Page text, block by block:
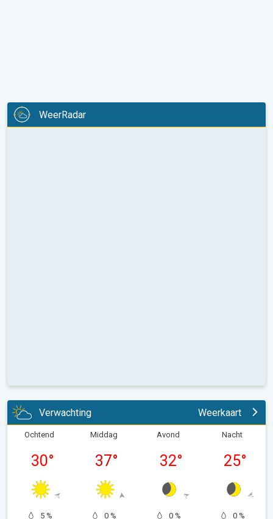
WeerRadar
Verwachting Weerkaart
Ochtend
30°
5 %
Middag
37°
0 %
Avond
32°
0 %
Nacht
25°
0 %